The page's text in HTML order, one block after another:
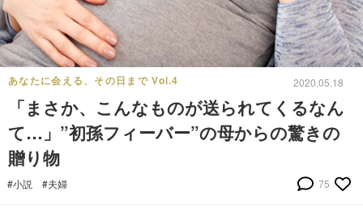
あなたに会える、その日まで Vol.4 2020.05.18
「まさか、こんなものが送られてくるなん
て…」”初孫フィーバー”の母からの驚きの
贈り物
#小説 #夫婦 75